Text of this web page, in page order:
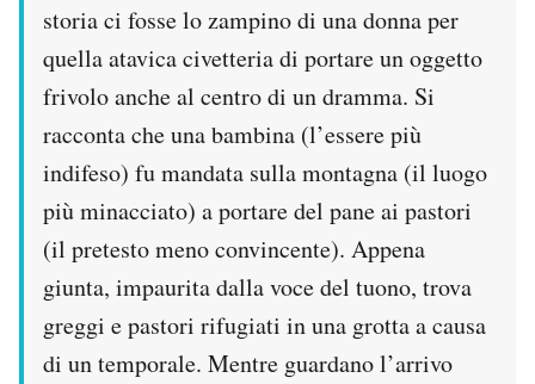
storia ci fosse lo zampino di una donna per
quella atavica civetteria di portare un oggetto
frivolo anche al centro di un dramma. Si
racconta che una bambina (l’essere più
indifeso) fu mandata sulla montagna (il luogo
più minacciato) a portare del pane ai pastori
(il pretesto meno convincente). Appena
giunta, impaurita dalla voce del tuono, trova
greggi e pastori rifugiati in una grotta a causa
di un temporale. Mentre guardano l’arrivo